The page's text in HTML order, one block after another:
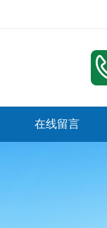
在线留言